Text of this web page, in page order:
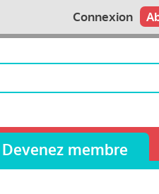
Connexion
Devenez membre